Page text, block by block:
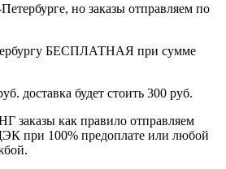
но заказы отправляем по
БЕСПЛАТНАЯ при сумме
доставка будет стоить 300 руб.
заказы как правило отправляем
при 100% предоплате или любой